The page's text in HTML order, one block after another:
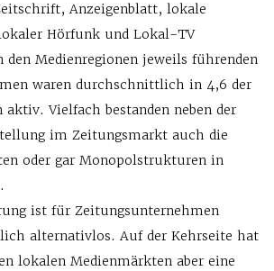
Anzeigenblatt, lokale
Hörfunk und Lokal-TV
Medienregionen jeweils führenden
waren durchschnittlich in 4,6 der
aktiv. Vielfach bestanden neben der
im Zeitungsmarkt auch die
oder gar Monopolstrukturen in
ist für Zeitungsunternehmen
alternativlos. Auf der Kehrseite hat
lokalen Medienmärkten aber eine